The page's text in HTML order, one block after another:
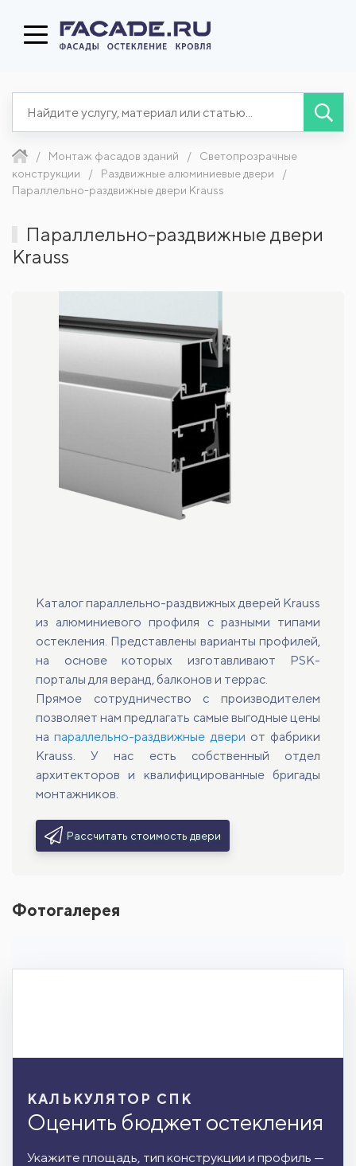
Монтаж фасадов зданий
Светопрозрачные
конструкции
Раздвижные алюминиевые двери
Параллельно-раздвижные двери Krauss
Параллельно-раздвижные двери
Krauss
Каталог параллельно-раздвижных дверей Krauss
из алюминиевого профиля с разными типами
остекления. Представлены варианты профилей,
на основе которых изготавливают PSK-
порталы для веранд, балконов и террас.
Прямое сотрудничество с производителем
позволяет нам предлагать самые выгодные цены
напараллельно-раздвижные двери от фабрики
Krauss. У нас есть собственный отдел
архитекторов и квалифицированные бригады
монтажников.
Рассчитать стоимость двери
Фотогалерея
КАЛЬКУЛЯТОР СПК
Оценить бюджет остекления
Укажите площадь, тип конструкции и профиль —